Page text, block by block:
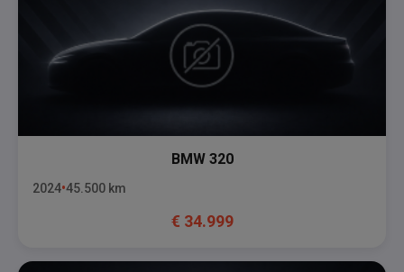
BMW 320
2024 45.500 km
€ 34.999